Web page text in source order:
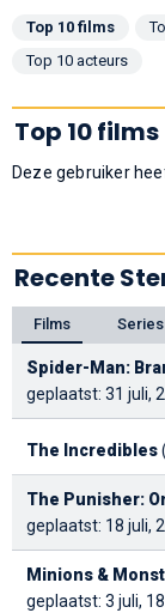
Top 10 films
Top 10 acteurs
Top 10 films
Deze gebruiker
Recente
Films Series
Spider-Man:
geplaatst: 31 juli,
The Incredibles
The Punisher:
geplaatst: 18 juli,
Minions &
geplaatst: 3 juli,